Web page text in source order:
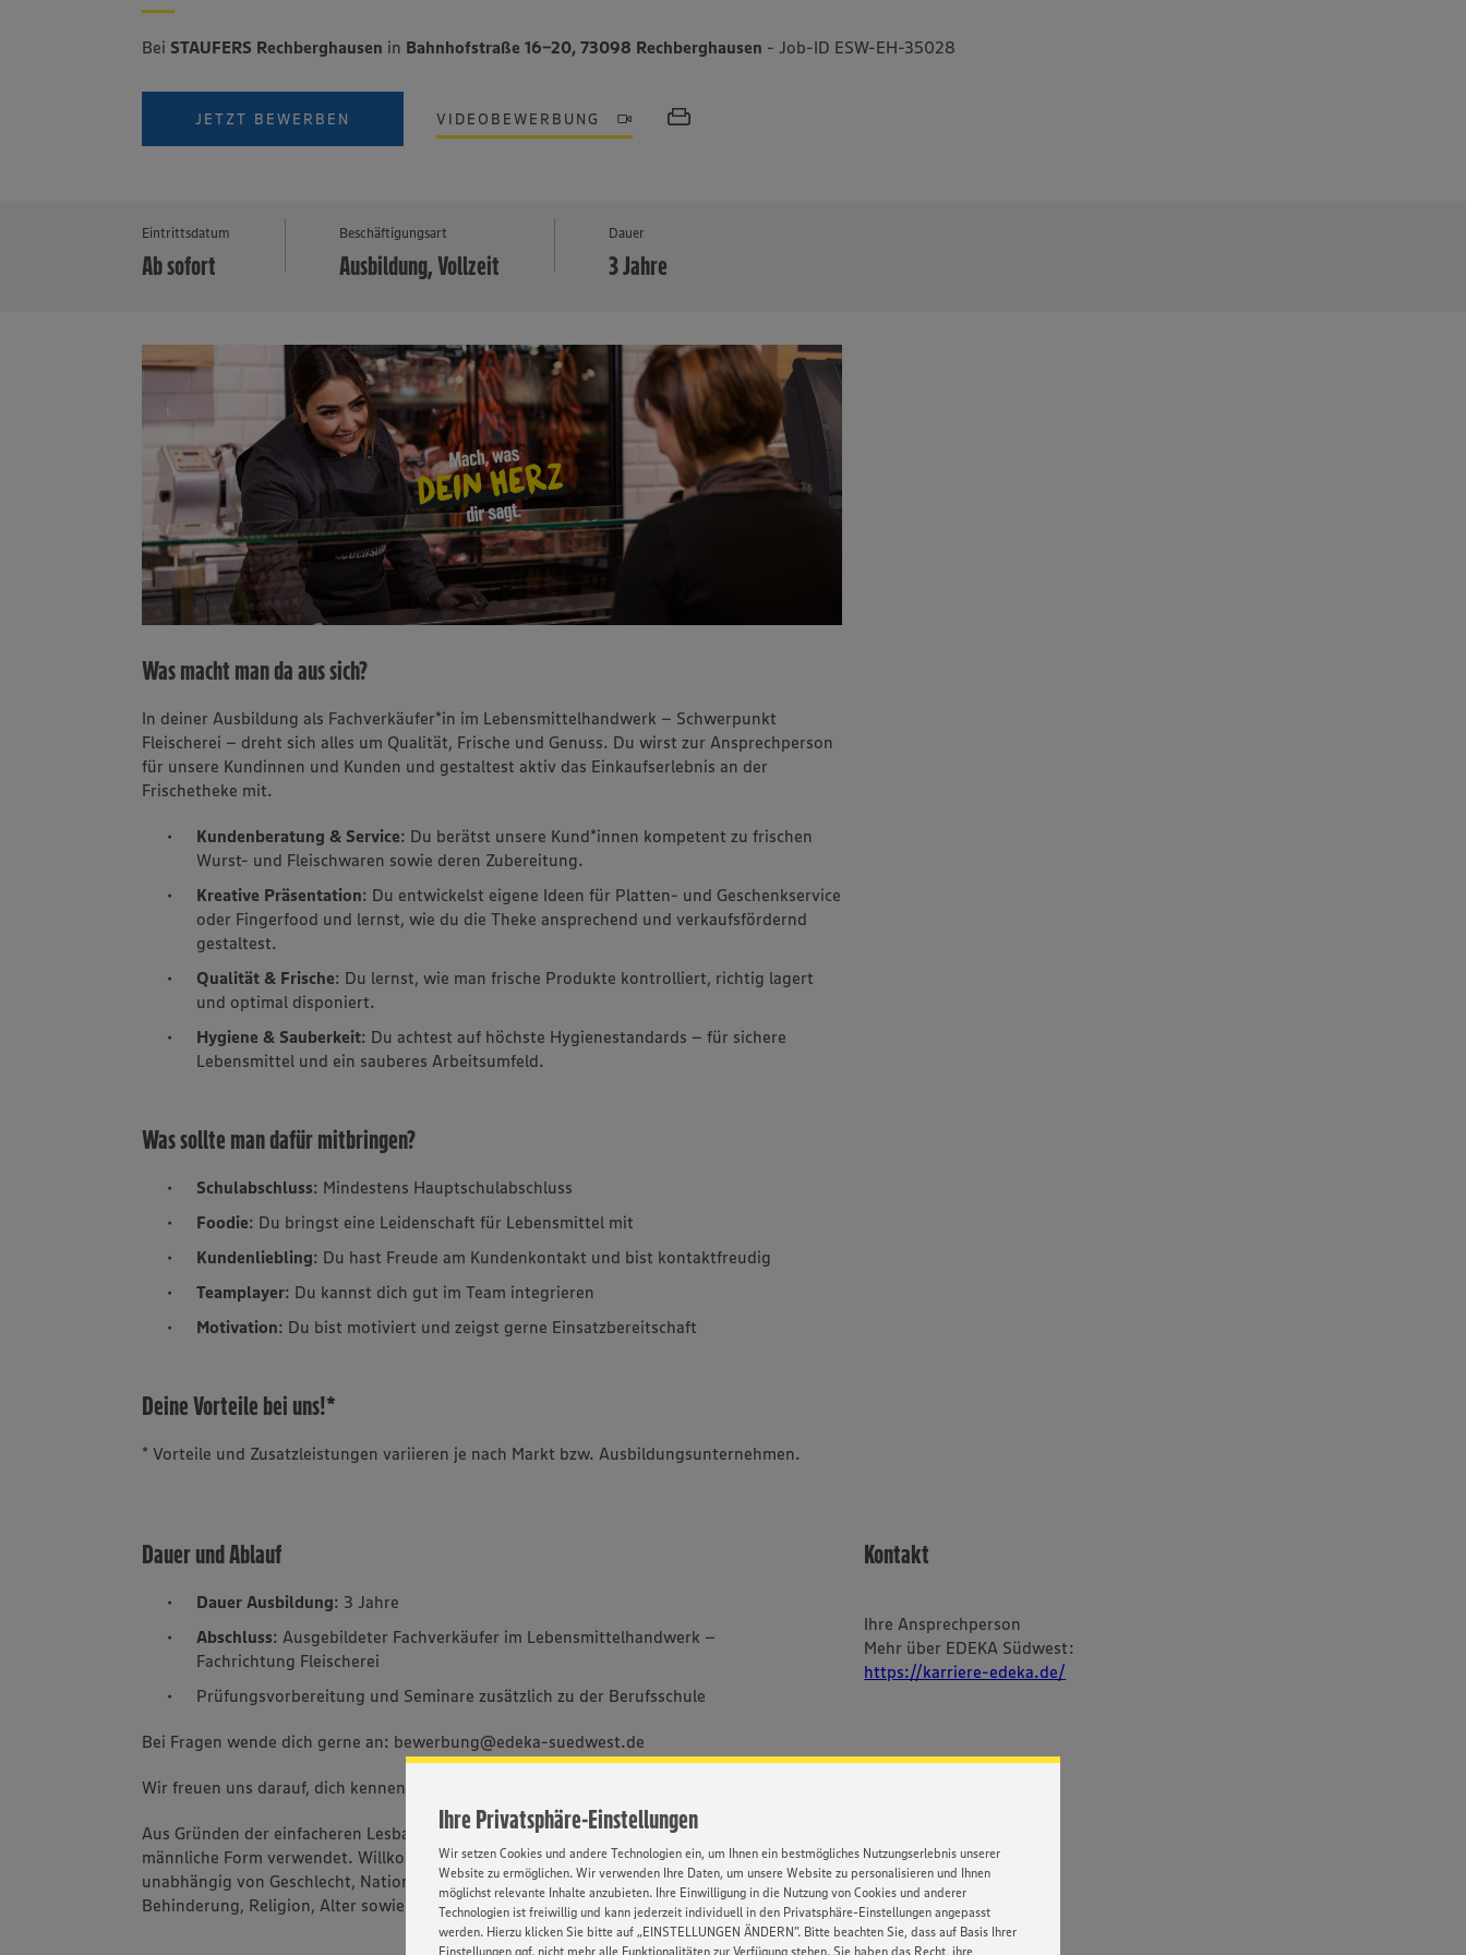
Ihre Privatsphäre-Einstellungen
Wir setzen Cookies und andere Technologien ein, um Ihnen ein bestmögliches Nutzungserlebnis unserer
Website zu ermöglichen. Wir verwenden Ihre Daten, um unsere Website zu personalisieren und Ihnen
möglichst relevante Inhalte anzubieten. Ihre Einwilligung in die Nutzung von Cookies und anderer
Technologien ist freiwillig und kann jederzeit individuell in den Privatsphäre-Einstellungen angepasst
werden. Hierzu klicken Sie bitte auf „EINSTELLUNGEN ÄNDERN”. Bitte beachten Sie, dass auf Basis Ihrer
Einstellungen ggf. nicht mehr alle Funktionalitäten zur Verfügung stehen. Sie haben das Recht, ihre
Bei STAUFERS Rechberghausen in Bahnhofstraße 16-20, 73098 Rechberghausen - Job-ID ESW-EH-35028
JETZT BEWERBEN VIDEOBEWERBUNG
Eintrittsdatum
Ab sofort
Beschäftigungsart
Ausbildung, Vollzeit
Dauer
3 Jahre
Was macht man da aus sich?
In deiner Ausbildung als Fachverkäufer*in im Lebensmittelhandwerk – Schwerpunkt
Fleischerei – dreht sich alles um Qualität, Frische und Genuss. Du wirst zur Ansprechperson
für unsere Kundinnen und Kunden und gestaltest aktiv das Einkaufserlebnis an der
Frischetheke mit.
Kundenberatung & Service: Du berätst unsere Kund*innen kompetent zu frischen
Wurst- und Fleischwaren sowie deren Zubereitung.
Kreative Präsentation: Du entwickelst eigene Ideen für Platten- und Geschenkservice
oder Fingerfood und lernst, wie du die Theke ansprechend und verkaufsfördernd
gestaltest.
Qualität & Frische: Du lernst, wie man frische Produkte kontrolliert, richtig lagert
und optimal disponiert.
Hygiene & Sauberkeit: Du achtest auf höchste Hygienestandards – für sichere
Lebensmittel und ein sauberes Arbeitsumfeld.
Was sollte man dafür mitbringen?
Schulabschluss: Mindestens Hauptschulabschluss
Foodie: Du bringst eine Leidenschaft für Lebensmittel mit
Kundenliebling: Du hast Freude am Kundenkontakt und bist kontaktfreudig
Teamplayer: Du kannst dich gut im Team integrieren
Motivation: Du bist motiviert und zeigst gerne Einsatzbereitschaft
Deine Vorteile bei uns!*
* Vorteile und Zusatzleistungen variieren je nach Markt bzw. Ausbildungsunternehmen.
Dauer und Ablauf
Dauer Ausbildung: 3 Jahre
Abschluss: Ausgebildeter Fachverkäufer im Lebensmittelhandwerk –
Fachrichtung Fleischerei
Prüfungsvorbereitung und Seminare zusätzlich zu der Berufsschule
Bei Fragen wende dich gerne an: bewerbung@edeka-suedwest.de
Wir freuen uns darauf, dich kennenzulernen!
Aus Gründen der einfacheren Lesbarkeit wird im Textverlauf nur die
männliche Form verwendet. Willkommen sind bei uns alle Menschen -
unabhängig von Geschlecht, Nationalität, ethnischer und sozialer Herkunft,
Behinderung, Religion, Alter sowie sexueller Orientierung und Identität.
Kontakt
Ihre Ansprechperson
Mehr über EDEKA Südwest:
https://karriere-edeka.de/